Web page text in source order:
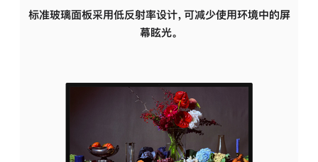
标准玻璃面板采用低反射率设计，可减少使用环境中的屏
幕眩光。